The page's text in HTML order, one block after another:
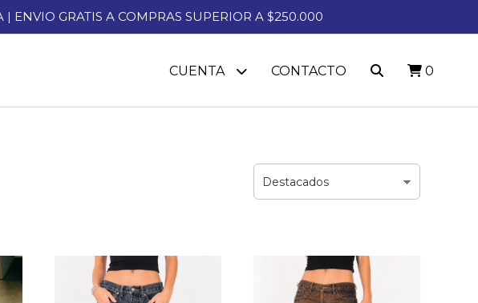
ENVIO GRATIS A COMPRAS SUPERIOR A $250.000
CUENTA CONTACTO 0